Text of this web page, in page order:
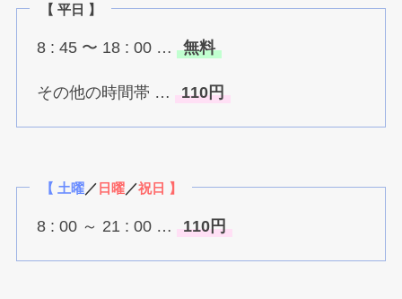
【 平日 】
8 : 45 〜 18 : 00 …無料
その他の時間帯 … 110円
【 土曜／ 日曜／祝日 】
8 : 00 ～ 21 : 00 … 110円